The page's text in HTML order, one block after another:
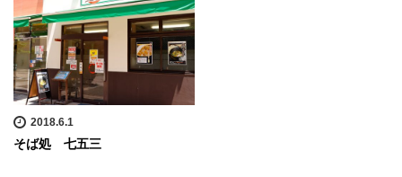
2018.6.1
そば処 七五三